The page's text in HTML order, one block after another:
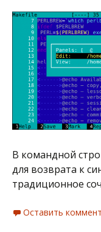
В командной
для возврата к
традиционное
Оставить